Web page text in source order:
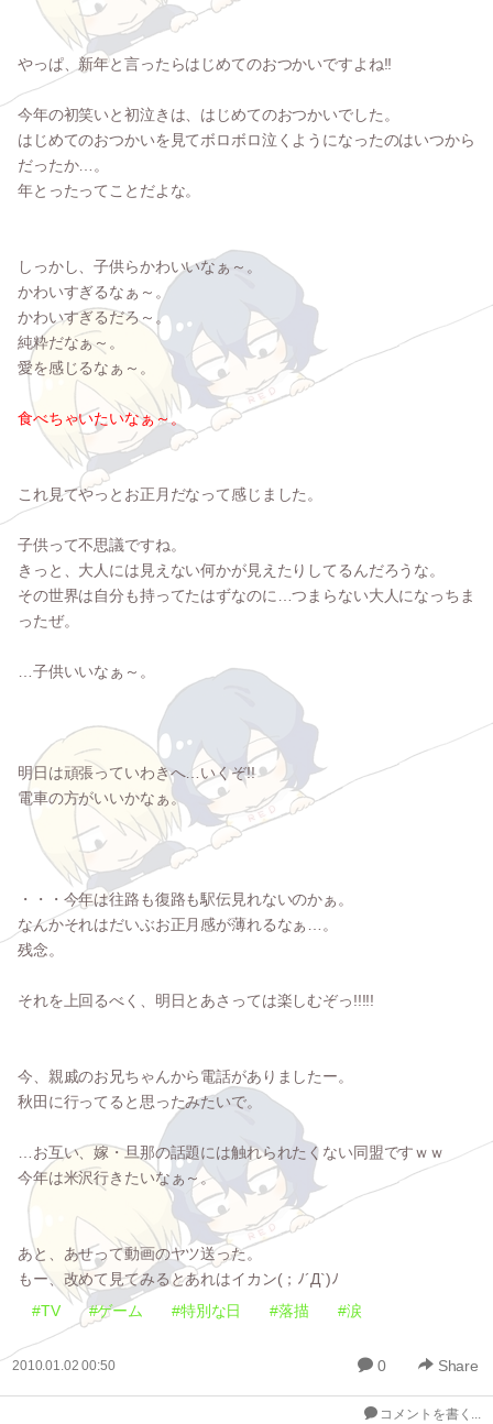
やっぱ、新年と言ったらはじめてのおつかいですよね!!
今年の初笑いと初泣きは、はじめてのおつかいでした。
はじめてのおつかいを見てボロボロ泣くようになったのはいつから
だったか…。
年とったってことだよな。
しっかし、子供らかわいいなぁ～。
かわいすぎるなぁ～。
かわいすぎるだろ～。
純粋だなぁ～。
愛を感じるなぁ～。
食べちゃいたいなぁ～。
これ見てやっとお正月だなって感じました。
子供って不思議ですね。
きっと、大人には見えない何かが見えたりしてるんだろうな。
その世界は自分も持ってたはずなのに…つまらない大人になっちま
ったぜ。
…子供いいなぁ～。
明日は頑張っていわきへ…いくぞ!!
電車の方がいいかなぁ。
・・・今年は往路も復路も駅伝見れないのかぁ。
なんかそれはだいぶお正月感が薄れるなぁ…。
残念。
それを上回るべく、明日とあさっては楽しむぞっ!!!!!
今、親戚のお兄ちゃんから電話がありましたー。
秋田に行ってると思ったみたいで。
…お互い、嫁・旦那の話題には触れられたくない同盟ですｗｗ
今年は米沢行きたいなぁ～。
あと、あせって動画のヤツ送った。
もー、改めて見てみるとあれはイカン(；ﾉ´Д`)ﾉ
#TV
#ゲーム #特別な日 #落描 #涙
2010.01.02 00:50 0 Share
コメントを書く...